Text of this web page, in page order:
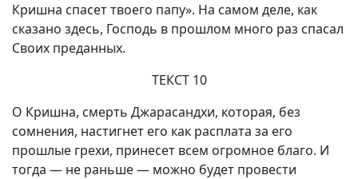
Кришна спасет твоего папу». На самом деле, как
сказано здесь, Господь в прошлом много раз спасал
Своих преданных.
ТЕКСТ 10
О Кришна, смерть Джарасандхи, которая, без
сомнения, настигнет его как расплата за его
прошлые грехи, принесет всем огромное благо. И
тогда — не раньше — можно будет провести